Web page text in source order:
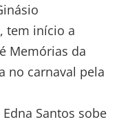
tem início a
Memórias da
no carnaval pela
Santos sobe